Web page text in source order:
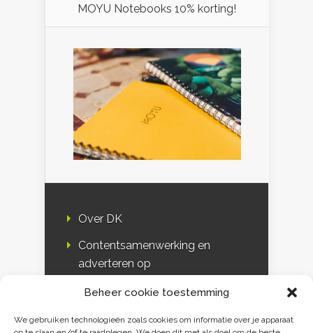
Beheer cookie toestemming
We gebruiken technologieën zoals cookies om informatie over je apparaat
MOYU Notebooks 10% korting!
Over DK
Contentsamenwerking en
adverteren op